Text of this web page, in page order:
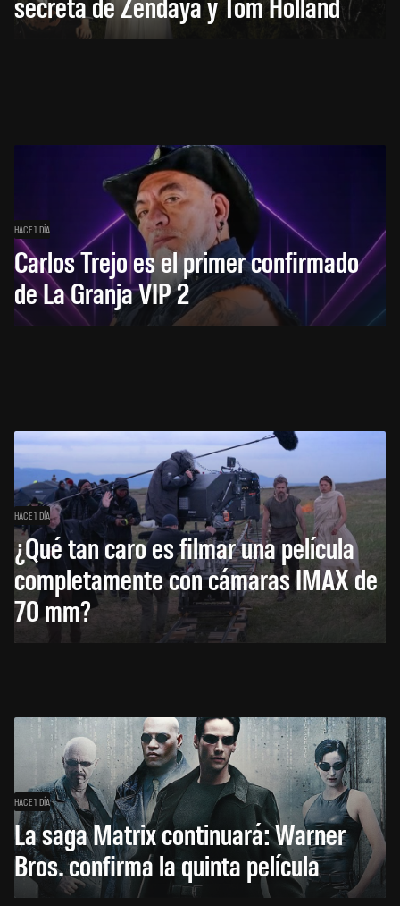
HACE 1 DÍA
Carlos Trejo es el primer confirmado
de La Granja VIP 2
HACE 1 DÍA
¿Qué tan caro es filmar una película
completamente con cámaras IMAX de
70 mm?
HACE 1 DÍA
La saga Matrix continuará: Warner
Bros. confirma la quinta película